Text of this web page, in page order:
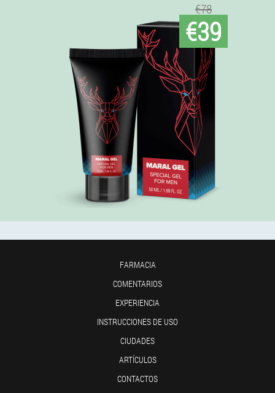
€78
€39
FARMACIA
COMENTARIOS
EXPERIENCIA
INSTRUCCIONES DE USO
CIUDADES
ARTÍCULOS
CONTACTOS